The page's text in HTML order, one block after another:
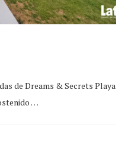
de Dreams & Secrets Playa
…